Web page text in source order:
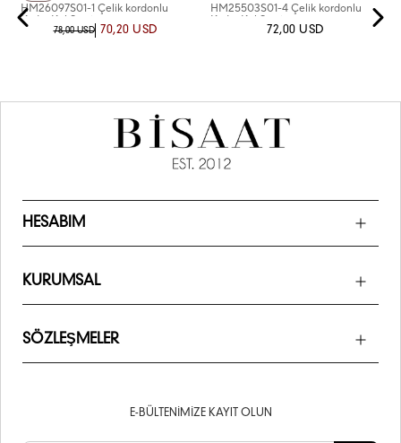
HM26097S01-1 Çelik kordonlu
Kadın Kol Saati
78,00 USD 70,20 USD
HM25503S01-4 Çelik kordonlu
Kadın Kol Saati
72,00 USD
HESABIM
KURUMSAL
SÖZLEŞMELER
E-BÜLTENIMIZE KAYIT OLUN